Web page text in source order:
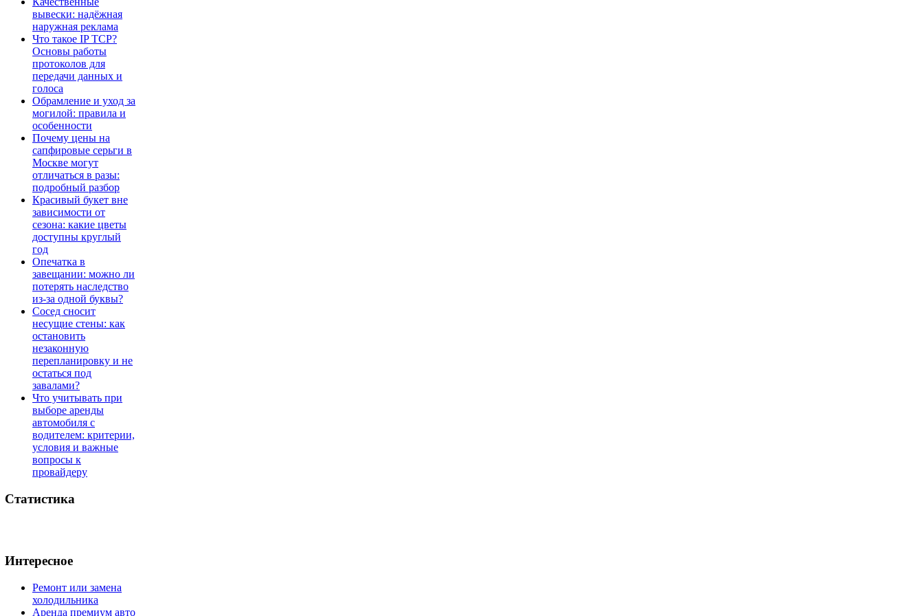
вывески: надёжная
наружная реклама
Что такое IP TCP?
Основы работы
протоколов для
передачи данных и
голоса
Обрамление и уход за
могилой: правила и
особенности
Почему цены на
сапфировые серьги в
Москве могут
отличаться в разы:
подробный разбор
Красивый букет вне
зависимости от
сезона: какие цветы
доступны круглый
год
Опечатка в
завещании: можно ли
потерять наследство
из-за одной буквы?
Сосед сносит
несущие стены: как
остановить
незаконную
перепланировку и не
остаться под
завалами?
Что учитывать при
выборе аренды
автомобиля с
водителем: критерии,
условия и важные
вопросы к
провайдеру
Статистика
Интересное
Ремонт или замена
холодильника
Аренда премиум авто